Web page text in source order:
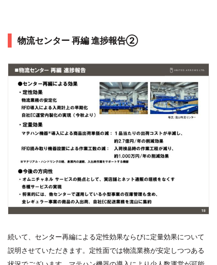
物流センター 再編 進捗報告②
続いて、センター再編による定性効果ならびに定量効果について
説明させていただきます。定性面では物流業務が安定しつつある